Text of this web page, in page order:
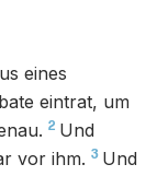
eines
eintrat, um
2 Und
vor ihm. 3 Und